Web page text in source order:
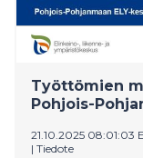
suunniteltu
olevalla
hankealueesta
kahta
kokonaispinta-
alueen laajuus
Työttömien
Pohjois-
21.10.2025 08:01:03
| Tiedote